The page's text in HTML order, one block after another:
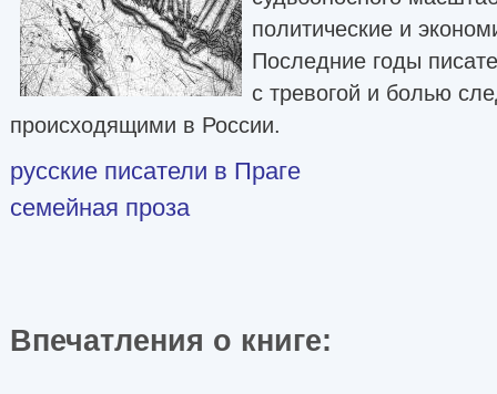
политические и
Последние годы
с тревогой и болью
происходящими в России.
русские писатели в Праге
семейная проза
Впечатления о книге: